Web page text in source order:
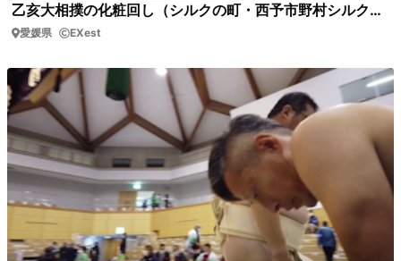
乙亥大相撲の化粧回し（シルクの町・西予市野村シルク博物館 ）
愛媛県 EXest